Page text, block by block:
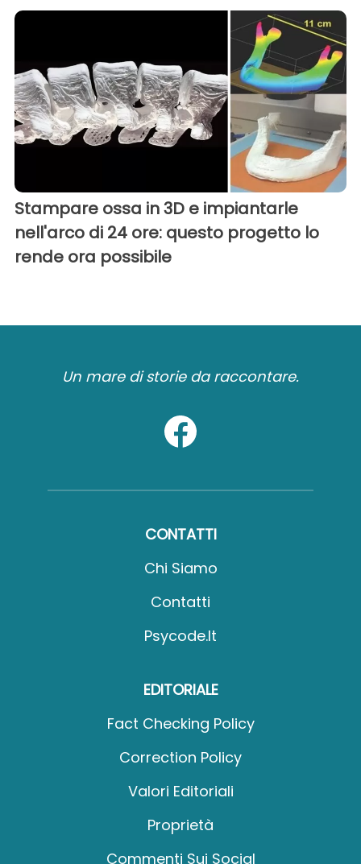
Stampare ossa in 3D e impiantarle
nell'arco di 24 ore: questo progetto lo
rende ora possibile
Un mare di storie da raccontare.
CONTATTI
Chi Siamo
Contatti
Psycode.it
EDITORIALE
Fact Checking Policy
Correction Policy
Valori Editoriali
Proprietà
Commenti Sui Social